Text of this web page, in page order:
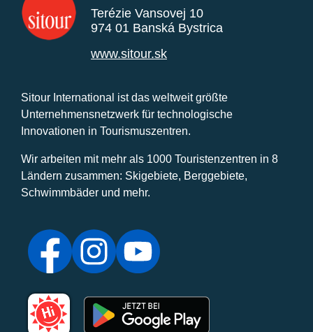
Terézie Vansovej 10
974 01 Banská Bystrica
www.sitour.sk
Sitour International ist das weltweit größte
Unternehmensnetzwerk für technologische
Innovationen in Tourismuszentren.
Wir arbeiten mit mehr als 1000 Touristenzentren in 8
Ländern zusammen: Skigebiete, Berggebiete,
Schwimmbäder und mehr.